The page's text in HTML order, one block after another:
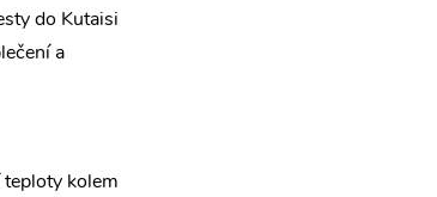
do Kutaisi
a
teploty kolem